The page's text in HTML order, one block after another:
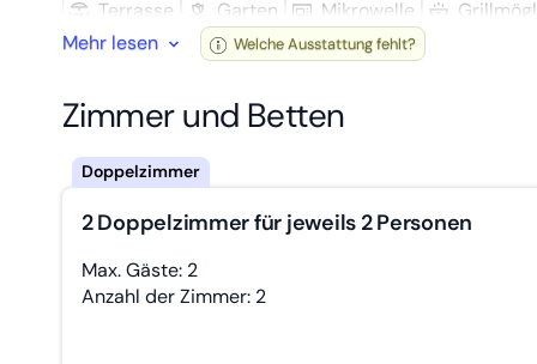
Im 2. Obergeschoß im so genannten „ Falkenhorst „
Klappfenstern mit elekt. Rollläden schließt sich an.
Ceranplatte , Nirostaspülbecken, Kaffeemaschine,
200x90 cm, großem TV und 2 Boxspring-
Terrasse
Garten Mikro­welle
Mehr lesen
Welche Ausstattung fehlt?
Zimmer und Betten
2 Doppelzimmer für jeweils 2 Personen
Max. Gäste: 2
Anzahl der Zimmer: 2